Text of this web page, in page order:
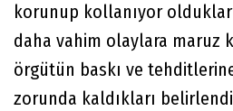
korunup kollanıyor
daha vahim olaylara maruz
örgütün baskı ve
zorunda kaldıkları